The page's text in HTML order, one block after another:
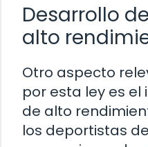
Desarrollo
alto
Otro aspecto
por esta ley es
de alto
los deportistas